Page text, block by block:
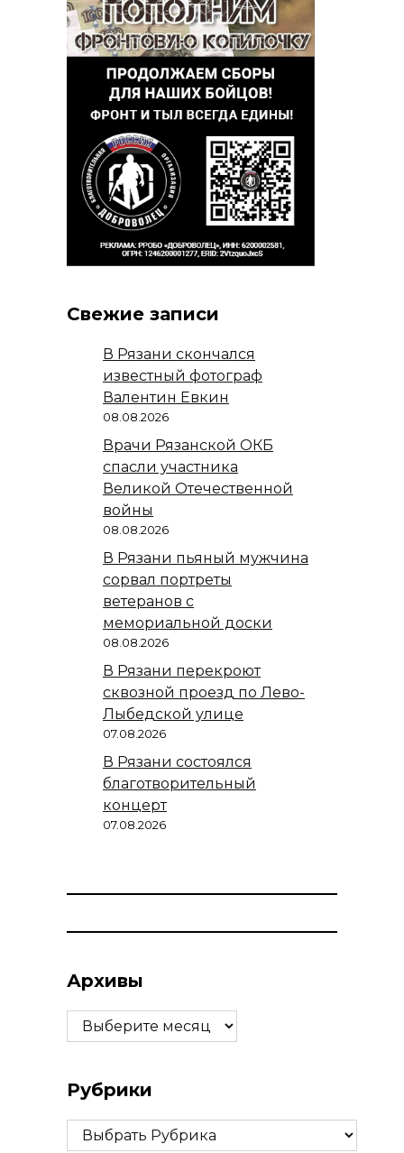
Свежие записи
В Рязани скончался
известный фотограф
Валентин Евкин
08.08.2026
Врачи Рязанской ОКБ
спасли участника
Великой Отечественной
войны
08.08.2026
В Рязани пьяный мужчина
сорвал портреты
ветеранов с
мемориальной доски
08.08.2026
В Рязани перекроют
сквозной проезд по Лево-
Лыбедской улице
07.08.2026
В Рязани состоялся
благотворительный
концерт
07.08.2026
Архивы
Архивы
Рубрики
Рубрики